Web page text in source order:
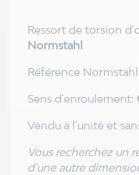
Ressort de torsion
Normstahl
Référence
Sens d'enroulement:
Vendu à l'unité et
Vous recherchez un
d'une autre